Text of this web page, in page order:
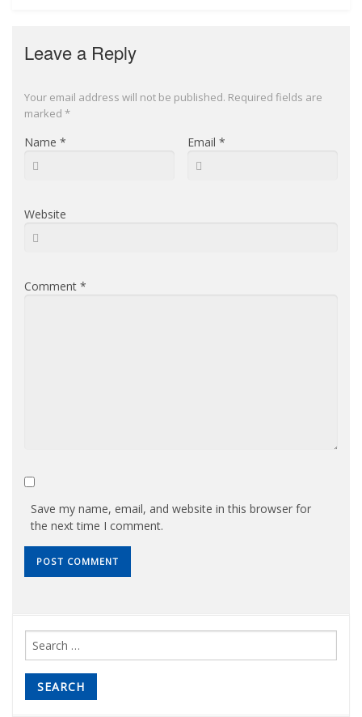
Leave a Reply
Your email address will not be published. Required fields are
marked *
Name * Email *
Website
Comment *
Save my name, email, and website in this browser for
the next time I comment.
Search
for: